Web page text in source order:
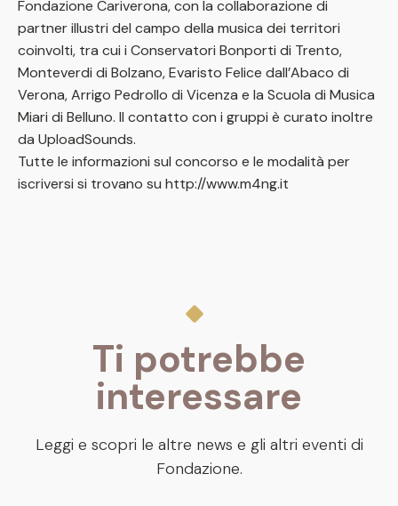
Fondazione Cariverona, con la collaborazione di
partner illustri del campo della musica dei territori
coinvolti, tra cui i Conservatori Bonporti di Trento,
Monteverdi di Bolzano, Evaristo Felice dall’Abaco di
Verona, Arrigo Pedrollo di Vicenza e la Scuola di Musica
Miari di Belluno. Il contatto con i gruppi è curato inoltre
da UploadSounds.
Tutte le informazioni sul concorso e le modalità per
iscriversi si trovano su http://www.m4ng.it
Ti potrebbe
interessare
Leggi e scopri le altre news e gli altri eventi di
Fondazione.